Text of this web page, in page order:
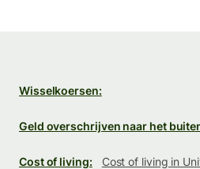
Wisselkoersen:
Geld overschrijven naar het
Cost of living:
Cost of living in